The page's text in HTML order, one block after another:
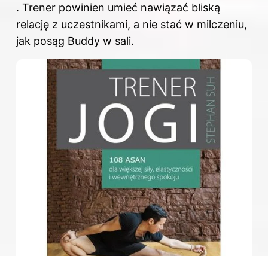
. Trener powinien umieć nawiązać bliską
relację z uczestnikami, a nie stać w milczeniu,
jak posąg Buddy w sali.